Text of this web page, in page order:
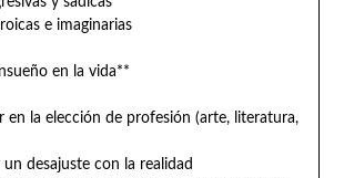
e imaginarias
en la vida**
en la elección de profesión (arte, literatura,
un desajuste con la realidad